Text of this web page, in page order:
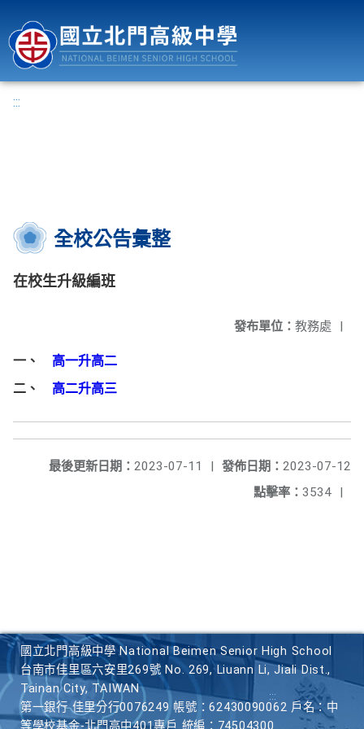
:::
全校公告彙整
在校生升級編班
發布單位： 教務處 |
一、 高一升高二
二、 高二升高三
發佈日期： 2023-07-12
最後更新日期： 2023-07-11
|
點擊率： 3534 |
國立北門高級中學 National Beimen Senior High School
台南市佳里區六安里269號 No. 269, Liuann Li, Jiali Dist.,
Tainan City, TAIWAN
第一銀行 佳里分行0076249 帳號：62430090062 戶名：中
等學校基金-北門高中401專戶 統編：74504300